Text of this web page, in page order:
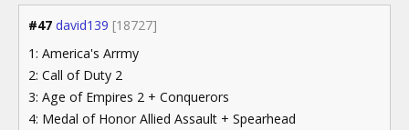
#47 david139 [18727]
1: America's Arrmy
2: Call of Duty 2
3: Age of Empires 2 + Conquerors
4: Medal of Honor Allied Assault + Spearhead